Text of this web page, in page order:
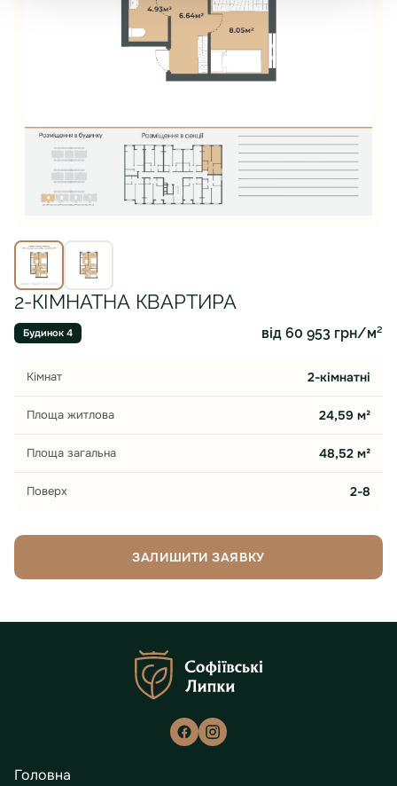
2-КІМНАТНА КВАРТИРА
Будинок 4 від 60 953 грн/м²
Кімнат 2-кімнатні
Площа житлова 24,59 м²
Площа загальна 48,52 м²
Поверх 2-8
ЗАЛИШИТИ ЗАЯВКУ
Головна